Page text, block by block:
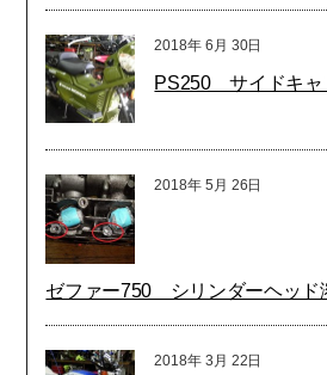
2018年 6月 30日
PS250 サイドキャ
2018年 5月 26日
ゼファー750 シリンダーヘッド
2018年 3月 22日